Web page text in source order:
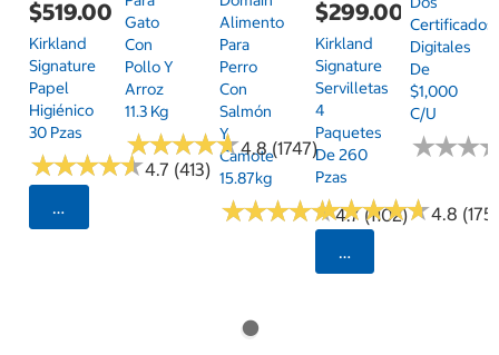
$519.00
Kirkland
Signature
Papel
Higiénico
30 Pzas
★★★★★
★★★★★4.7 (413)
Seleccionar Código Postal
Gato
Con
Pollo Y
Arroz
11.3 Kg
★★★★★
★★★★★4.8 (1747)
Alimento
Para
Perro
Con
Salmón
Y
Camote
15.87kg
★★★★★
★★★★★4.7 (1102)
$299.00
Kirkland
Signature
Servilletas
4
Paquetes
De 260
Pzas
★★★★★
★★★★★4.8 (175)
Seleccionar
Certificados
Digitales
De
$1,000
C/u
★★★
★★★